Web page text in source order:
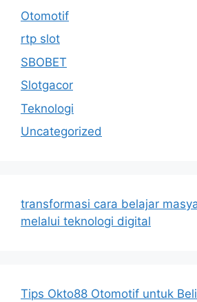
Otomotif
rtp slot
SBOBET
Slotgacor
Teknologi
Uncategorized
transformasi cara belajar
melalui teknologi digital
Tips Okto88 Otomotif untuk